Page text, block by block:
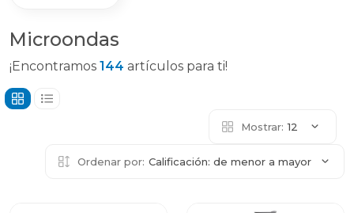
Microondas
¡Encontramos 144 artículos para ti!
Mostrar: 12
Ordenar por: Calificación: de menor a mayor